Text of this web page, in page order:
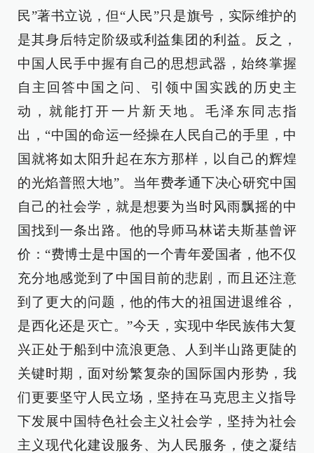
民”著书立说，但“人民”只是旗号，实际维护的
是其身后特定阶级或利益集团的利益。反之，
中国人民手中握有自己的思想武器，始终掌握
自主回答中国之问、引领中国实践的历史主
动，就能打开一片新天地。毛泽东同志指
出，“中国的命运一经操在人民自己的手里，中
国就将如太阳升起在东方那样，以自己的辉煌
的光焰普照大地”。当年费孝通下决心研究中国
自己的社会学，就是想要为当时风雨飘摇的中
国找到一条出路。他的导师马林诺夫斯基曾评
价：“费博士是中国的一个青年爱国者，他不仅
充分地感觉到了中国目前的悲剧，而且还注意
到了更大的问题，他的伟大的祖国进退维谷，
是西化还是灭亡。”今天，实现中华民族伟大复
兴正处于船到中流浪更急、人到半山路更陡的
关键时期，面对纷繁复杂的国际国内形势，我
们更要坚守人民立场，坚持在马克思主义指导
下发展中国特色社会主义社会学，坚持为社会
主义现代化建设服务、为人民服务，使之凝结